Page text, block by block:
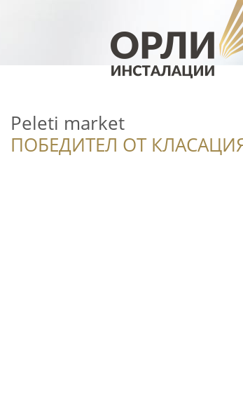
Peleti market
ПОБЕДИТЕЛ ОТ